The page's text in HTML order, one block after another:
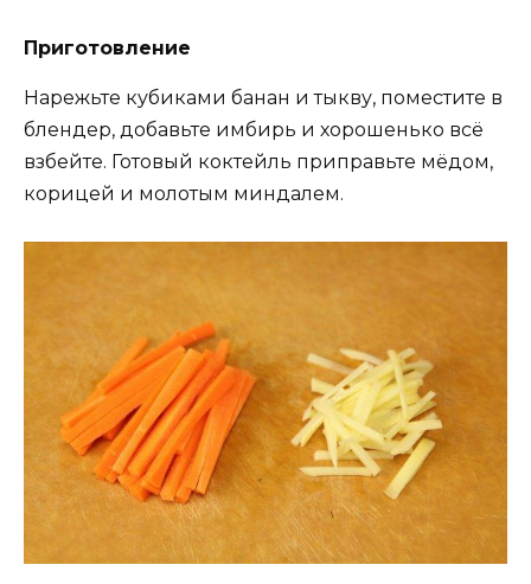
Приготовление
Нарежьте кубиками банан и тыкву, поместите в
блендер, добавьте имбирь и хорошенько всё
взбейте. Готовый коктейль приправьте мёдом,
корицей и молотым миндалем.